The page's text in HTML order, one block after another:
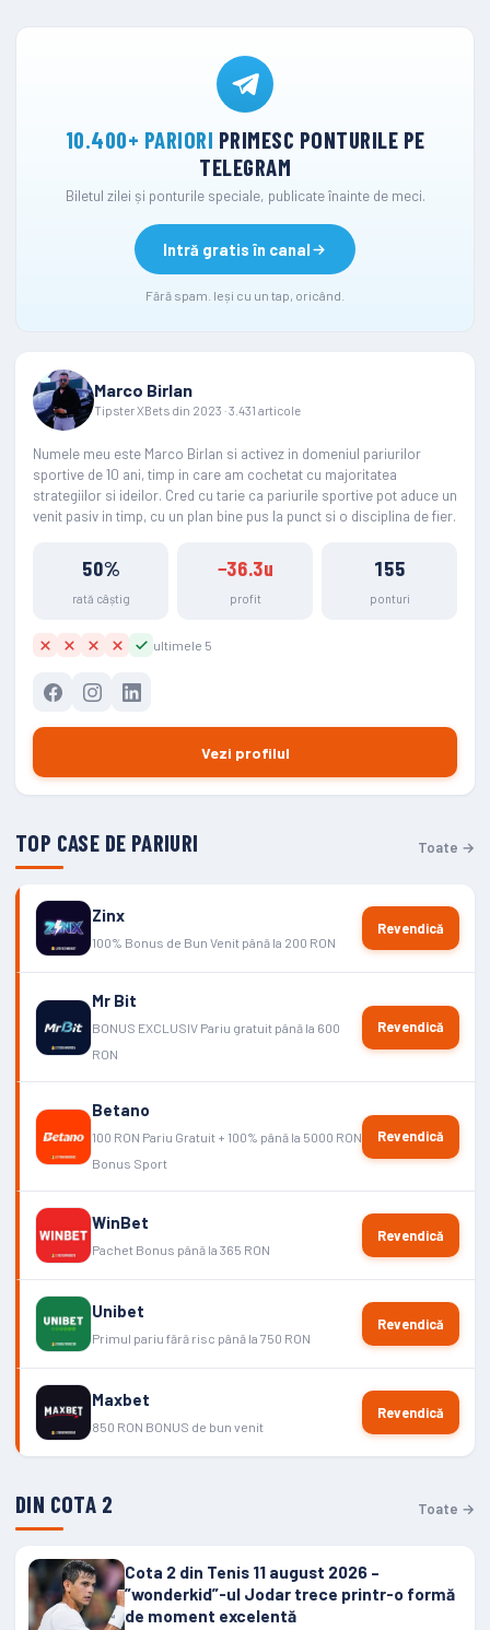
10.400+ PARIORI PRIMESC PONTURILE PE
TELEGRAM
Biletul zilei și ponturile speciale, publicate înainte de meci.
Intră gratis în canal
Fără spam. Ieși cu un tap, oricând.
Marco Birlan
Tipster XBets din 2023 · 3.431 articole
Numele meu este Marco Birlan si activez in domeniul pariurilor
sportive de 10 ani, timp in care am cochetat cu majoritatea
strategiilor si ideilor. Cred cu tarie ca pariurile sportive pot aduce un
venit pasiv in timp, cu un plan bine pus la punct si o disciplina de fier.
50%
rată câștig
−36.3u
profit
155
ponturi
ultimele 5
Vezi profilul
TOP CASE DE PARIURI Toate →
Zinx
100% Bonus de Bun Venit până la 200 RON
Revendică
Mr Bit
BONUS EXCLUSIV Pariu gratuit până la 600
RON
Revendică
Betano
100 RON Pariu Gratuit + 100% până la 5000 RON
Bonus Sport
Revendică
WinBet
Pachet Bonus până la 365 RON
Revendică
Unibet
Primul pariu fără risc până la 750 RON
Revendică
Maxbet
850 RON BONUS de bun venit
Revendică
DIN COTA 2 Toate →
Cota 2 din Tenis 11 august 2026 –
”wonderkid”-ul Jodar trece printr-o formă
de moment excelentă